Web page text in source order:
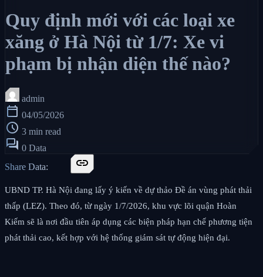
Quy định mới với các loại xe
xăng ở Hà Nội từ 1/7: Xe vi
phạm bị nhận diện thế nào?
admin
calendar_today 04/05/2026
schedule 3 min read
forum 0 Data
Share Data:
link
UBND TP. Hà Nội đang lấy ý kiến về dự thảo Đề án vùng phát thải
thấp (LEZ). Theo đó, từ ngày 1/7/2026, khu vực lõi quận Hoàn
Kiếm sẽ là nơi đầu tiên áp dụng các biện pháp hạn chế phương tiện
phát thải cao, kết hợp với hệ thống giám sát tự động hiện đại.